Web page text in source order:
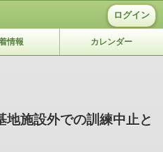
ログイン
情報 カレンダー
施設外での訓練中止と